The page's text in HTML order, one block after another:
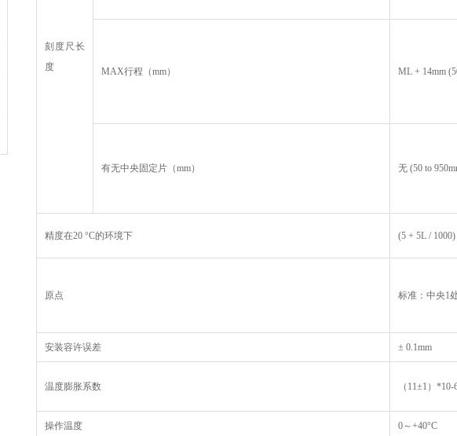
刻度尺长
度
MAX行程（mm） ML + 14mm
有无中央固定片（mm） 无 (50 to
精度在20 °C的环境下 (5 + 5L / 1000)
原点 标准：中央1
安装容许误差 ± 0.1mm
温度膨胀系数 （11±1）*10-
操作温度 0～+40°C